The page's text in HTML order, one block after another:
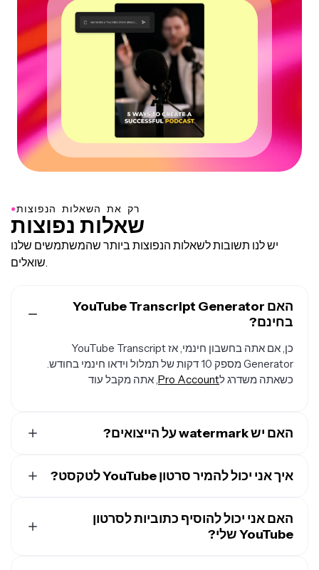
●רק את השאלות הנפוצות
שאלות נפוצות
יש לנו תשובות לשאלות הנפוצות ביותר שהמשתמשים שלנו
שואלים.
האם YouTube Transcript Generator
בחינם?
כן, אם אתה בחשבון חינמי, אז YouTube Transcript
Generator מספק 10 דקות של תמלול וידאו חינמי בחודש.
כשאתה משדרג לPro Account, אתה מקבל עוד
האם יש watermark על הייצואים?
שתוריד יהיה בקובץ TXT רגיל ללא סימן מים. עם זאת, אם
Pro Account, כל סימני המים יוסרו מהיצירות שלך.
איך אני יכול להמיר סרטון YouTube לטקסט?
לתמלל את סרטון ה-YouTube שלך ולקבל גרסה טקסטואלית.
האם אני יכול להוסיף כתוביות לסרטון
YouTube שלי?